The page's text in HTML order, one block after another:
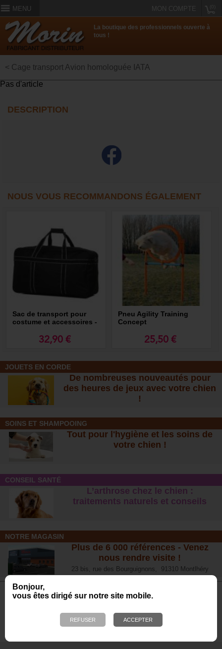
Bonjour,
vous êtes dirigé sur notre site mobile.
MENU MON COMPTE
La boutique des professionnels ouverte à
tous !
< Cage transport Avion homologuée IATA
Pas d'article
DESCRIPTION
NOUS VOUS RECOMMANDONS ÉGALEMENT
Sac de transport pour
costume et accessoires -
32,90 €
Pneu Agility Training
Concept
25,50 €
JOUETS EN CORDE
De nombreuses nouveautés pour
des heures de jeux avec votre chien
!
SOINS ET SHAMPOOING
Tout pour l'hygiène et les soins de
votre chien !
CONSEIL SANTÉ
L’arthrose chez le chien :
traitements naturels et conseil s
NOTRE MAGASIN
Plus de 6 000 références - Venez
nous rendre visite !
23 bis, rue des Bourguignons, 91310 Montlhéry
Avis de nos Clients
derniers mois. *
4.65/5